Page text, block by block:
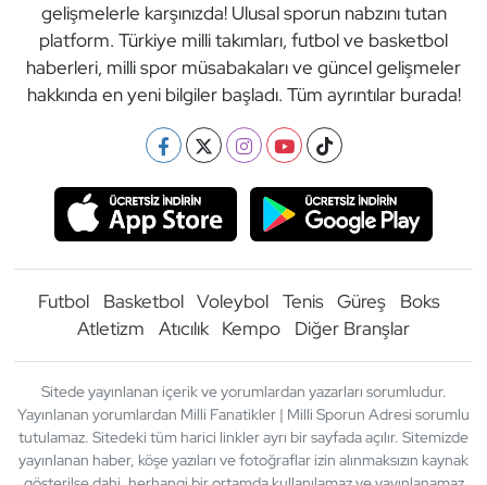
gelişmelerle karşınızda! Ulusal sporun nabzını tutan
platform. Türkiye milli takımları, futbol ve basketbol
haberleri, milli spor müsabakaları ve güncel gelişmeler
hakkında en yeni bilgiler başladı. Tüm ayrıntılar burada!
Futbol Basketbol Voleybol Tenis Güreş
Boks
Atletizm
Atıcılık Kempo Diğer Branşlar
Sitede yayınlanan içerik ve yorumlardan yazarları sorumludur.
Yayınlanan yorumlardan Milli Fanatikler | Milli Sporun Adresi sorumlu
tutulamaz. Sitedeki tüm harici linkler ayrı bir sayfada açılır. Sitemizde
yayınlanan haber, köşe yazıları ve fotoğraflar izin alınmaksızın kaynak